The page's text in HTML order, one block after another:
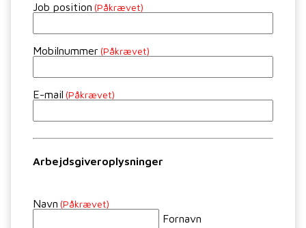
Job position (Påkrævet)
Mobilnummer (Påkrævet)
E-mail (Påkrævet)
Arbejdsgiveroplysninger
Navn (Påkrævet)
Fornavn